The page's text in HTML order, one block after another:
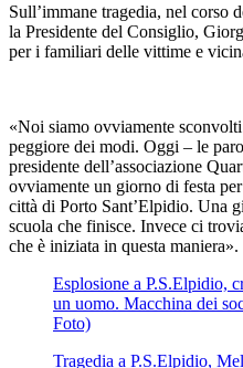
Sull’immane tragedia, nel corso
la Presidente del Consiglio,
per i familiari delle vittime e
«Noi siamo ovviamente
peggiore dei modi. Oggi – le
presidente dell’associazione
ovviamente un giorno di festa
città di Porto Sant’Elpidio. Una
scuola che finisce. Invece ci
che è iniziata in questa maniera».
Esplosione a P.S.Elpidio,
un uomo. Macchina dei
Foto)
Tragedia a P.S.Elpidio,